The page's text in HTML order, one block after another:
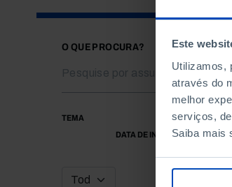
Este
Utilizamos,
através do
melhor
serviços,
Saiba mais
O QUE PROCURA?
TEMA
DATA DE INÍCIO